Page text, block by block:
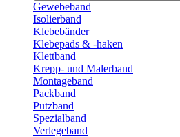
Gewebeband
Isolierband
Klebebänder
Klebepads & -haken
Klettband
Krepp- und Malerband
Montageband
Packband
Putzband
Spezialband
Verlegeband